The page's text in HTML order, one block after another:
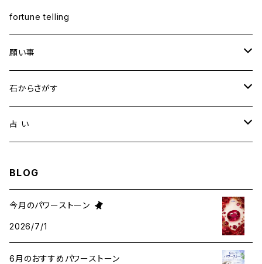
fortune telling
願い事
健康・恋愛・愛情
精神安定・安らぎ
成功・パワー
石からさがす
アイオライト
アベンチュリン
占 い
BLOG
今月のパワーストーン
2026/7/1
6月のおすすめパワーストーン